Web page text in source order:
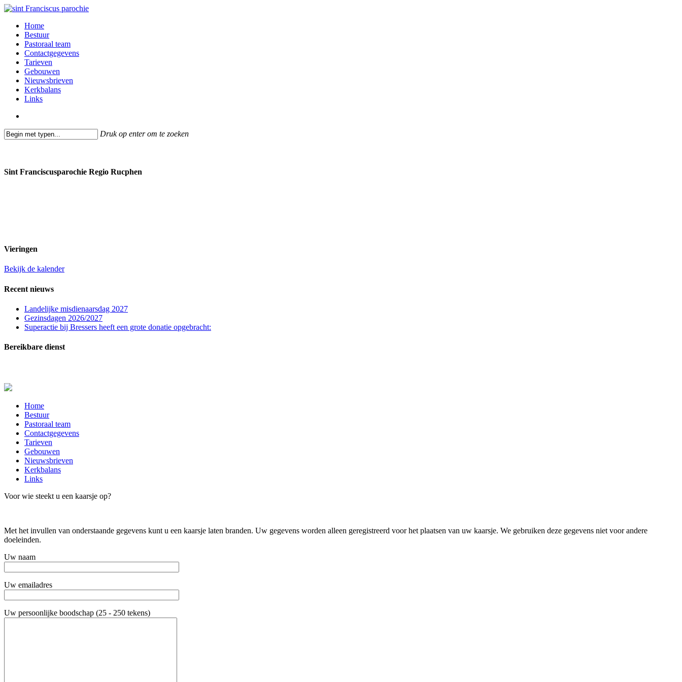
Skip
main
content
search
Menu
Home
Bestuur
Pastoraal team
Contactgegevens
Tarieven
Gebouwen
Nieuwsbrieven
Kerkbalans
Links
Druk op enter om te zoeken
Sint Franciscusparochie Regio Rucphen
Vieringen
Bekijk de kalender
Recent nieuws
Landelijke misdienaarsdag 2027
Gezinsdagen 2026/2027
Superactie bij Bressers heeft een grote donatie opgebracht:
Bereikbare dienst
Close
Menu
Home
Bestuur
Pastoraal team
Contactgegevens
Tarieven
Gebouwen
Nieuwsbrieven
Kerkbalans
Links
Voor wie steekt u een kaarsje op?
Met het invullen van onderstaande gegevens kunt u een kaarsje laten branden. Uw gegevens worden alleen geregistreerd voor het plaatsen van uw kaarsje. We gebruiken deze gegevens niet voor andere
doeleinden.
Uw naam
Uw emailadres
Uw persoonlijke boodschap (25 - 250 tekens)